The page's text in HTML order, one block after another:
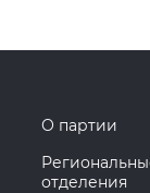
О партии
отделения